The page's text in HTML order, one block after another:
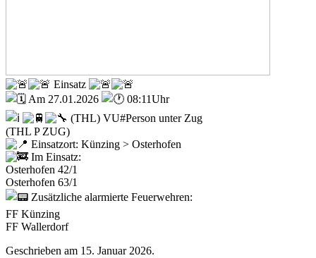
Einsatz
Am 27.01.2026
08:11Uhr
(THL) VU#Person unter Zug
(THL P ZUG)
Einsatzort: Künzing > Osterhofen
Im Einsatz:
Osterhofen 42/1
Osterhofen 63/1
Zusätzliche alarmierte Feuerwehren:
FF Künzing
FF Wallerdorf
Geschrieben am 15. Januar 2026.